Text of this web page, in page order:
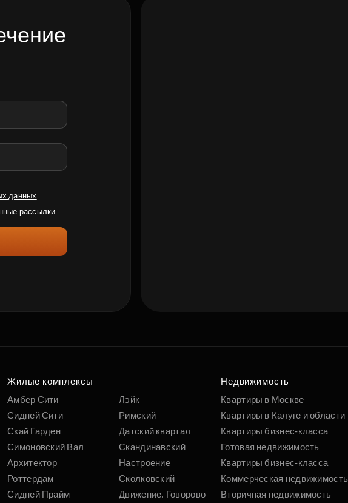
данных
рассылки
Жилые комплексы
Амбер Сити
Сидней Сити
Скай Гарден
Симоновский Вал
Архитектор
Роттердам
Сидней Прайм
Лэйк
Римский
Датский квартал
Скандинавский
Настроение
Сколковский
Движение. Говорово
Недвижимость
Квартиры в Москве
Квартиры в Калуге и области
Квартиры бизнес-класса
Готовая недвижимость
Квартиры бизнес-класса
Коммерческая недвижимость
Вторичная недвижимость